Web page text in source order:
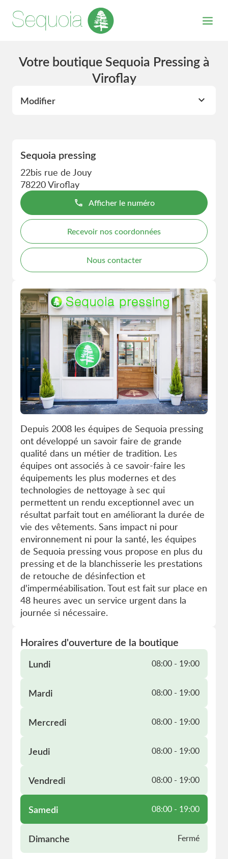
Votre boutique Sequoia Pressing à
Viroflay
Modifier
Sequoia pressing
22bis rue de Jouy
78220 Viroflay
Afficher le numéro
Recevoir nos coordonnées
Nous contacter
Depuis 2008 les équipes de Sequoia pressing
ont développé un savoir faire de grande
qualité dans un métier de tradition. Les
équipes ont associés à ce savoir-faire les
équipements les plus modernes et des
technologies de nettoyage à sec qui
permettent un rendu exceptionnel avec un
résultat parfait tout en améliorant la durée de
vie des vêtements. Sans impact ni pour
environnement ni pour la santé, les équipes
de Sequoia pressing vous propose en plus du
pressing et de la blanchisserie les prestations
de retouche de désinfection et
d'imperméabilisation. Tout est fait sur place en
48 heures avec un service urgent dans la
journée si nécessaire.
Horaires d'ouverture de la boutique
Lundi 08:00 - 19:00
Mardi 08:00 - 19:00
Mercredi 08:00 - 19:00
Jeudi 08:00 - 19:00
Vendredi 08:00 - 19:00
Samedi 08:00 - 19:00
Dimanche Fermé